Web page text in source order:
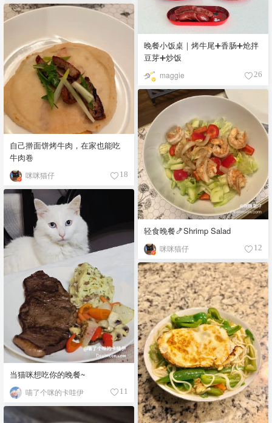
晚餐小饭桌｜烤牛尾➕香肠➕炝拌
豆芽➕炒饭
maggie 26
自己擀面饼烤牛肉，在家也能吃
牛肉卷
咪咪猫仔 18
轻食晚餐🍤Shrimp Salad
咪咪猫仔 12
当猫咪想吃你的晚餐~
喵了个咪的卡哇伊 11